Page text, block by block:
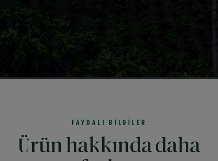
FAYDALI BİLGİLER
Ürün hakkında daha